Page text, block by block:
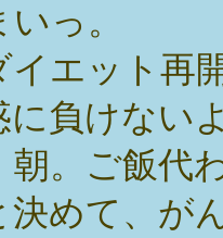
っ。
イエット再
に負けない
朝。ご飯代
決めて、が